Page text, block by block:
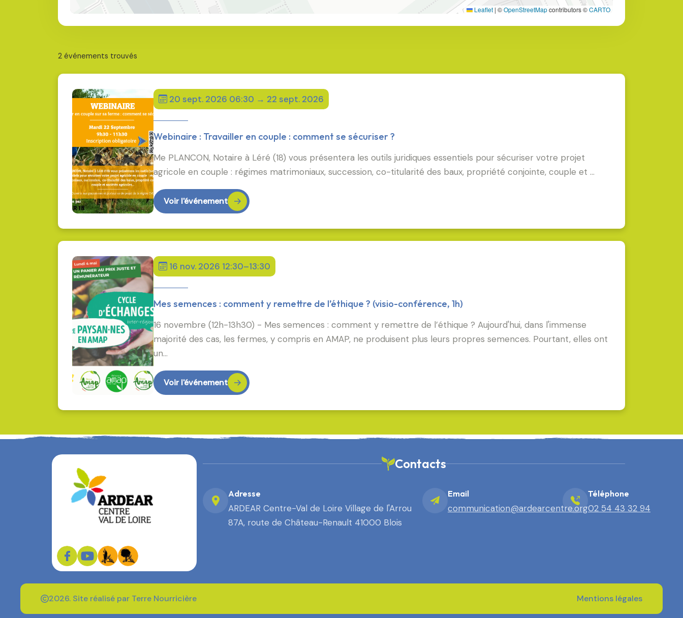
Leaflet | ©OpenStreetMapcontributors ©CARTO
2 événements trouvés
20 sept. 2026 06:30 → 22 sept. 2026
Webinaire : Travailler en couple : comment se sécuriser ?
Me PLANCON, Notaire à Léré (18) vous présentera les outils juridiques essentiels pour sécuriser votre projet
agricole en couple : régimes matrimoniaux, succession, co-titularité des baux, propriété conjointe, couple et …
Voir l'événement
16 nov. 2026 12:30–13:30
Mes semences : comment y remettre de l’éthique ? (visio-conférence, 1h)
16 novembre (12h-13h30) - Mes semences : comment y remettre de l’éthique ? Aujourd'hui, dans l'immense
majorité des cas, les fermes, y compris en AMAP, ne produisent plus leurs propres semences. Pourtant, elles ont
un…
Voir l'événement
Contacts
Adresse
ARDEAR Centre-Val de Loire Village de l'Arrou
87A, route de Château-Renault 41000 Blois
Email
communication@ardearcentre.org
Téléphone
02 54 43 32 94
2026. Site réalisé par Terre Nourricière Mentions légales